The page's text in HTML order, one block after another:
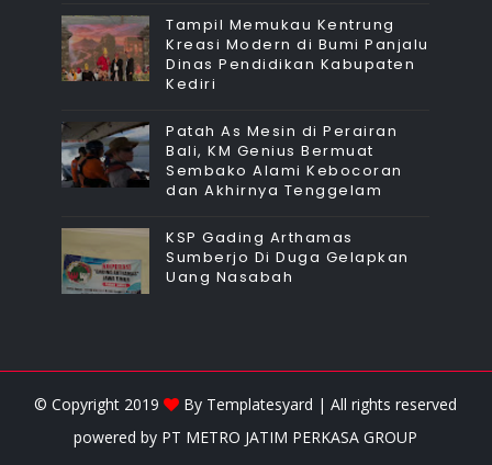
Tampil Memukau Kentrung
Kreasi Modern di Bumi Panjalu
Dinas Pendidikan Kabupaten
Kediri
Patah As Mesin di Perairan
Bali, KM Genius Bermuat
Sembako Alami Kebocoran
dan Akhirnya Tenggelam
KSP Gading Arthamas
Sumberjo Di Duga Gelapkan
Uang Nasabah
© Copyright 2019 By Templatesyard | All rights reserved
powered by PT METRO JATIM PERKASA GROUP